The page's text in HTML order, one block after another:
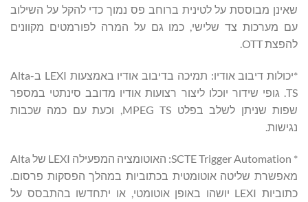
שאינן מבוססת על לטינית ברוחב פס נמוך כדי להקל על השילוב
עם מערכות צד שלישי, כמו גם על המרה לפורמטים מקוונים
להפצת OTT.
*יכולות דיבוב אודיו: תמיכה בדיבוב אודיו באמצעות LEXI ב-Alta
TS. גופי שידור יוכלו ליצור רצועות אודיו מדובב סינתטי במספר
שפות שניתן לשלב בפלט MPEG TS, וכעת עם כמה שכבות
נגישות.
* SCTE Trigger Automation: האוטומציה המפעילה LEXI של Alta
מאפשרת שליטה אוטומטית בכתוביות במהלך הפסקות פרסום.
כתוביות LEXI יושהו באופן אוטומטי, או יתחדשו בהתבסס על